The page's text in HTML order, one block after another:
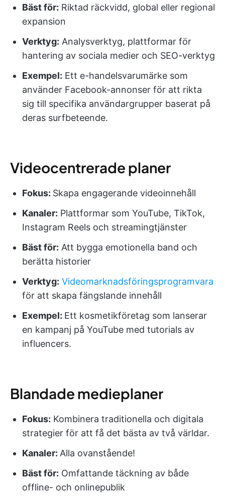
Bäst för: Riktad räckvidd, global eller regional
expansion
Verktyg: Analysverktyg, plattformar för
hantering av sociala medier och SEO-verktyg
Exempel: Ett e-handelsvarumärke som
använder Facebook-annonser för att rikta
sig till specifika användargrupper baserat på
deras surfbeteende.
Videocentrerade planer
Fokus: Skapa engagerande videoinnehåll
Kanaler: Plattformar som YouTube, TikTok,
Instagram Reels och streamingtjänster
Bäst för: Att bygga emotionella band och
berätta historier
Verktyg: Videomarknadsföringsprogramvara
för att skapa fängslande innehåll
Exempel: Ett kosmetikföretag som lanserar
en kampanj på YouTube med tutorials av
influencers.
Blandade medieplaner
Fokus: Kombinera traditionella och digitala
strategier för att få det bästa av två världar.
Kanaler: Alla ovanstående!
Bäst för: Omfattande täckning av både
offline- och onlinepublik